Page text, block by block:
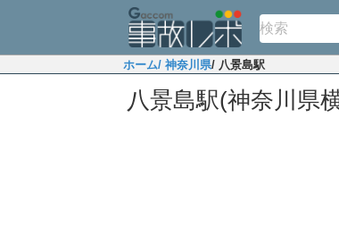
ホーム/ 神奈川県/ 八景島駅
八景島駅(神奈川県